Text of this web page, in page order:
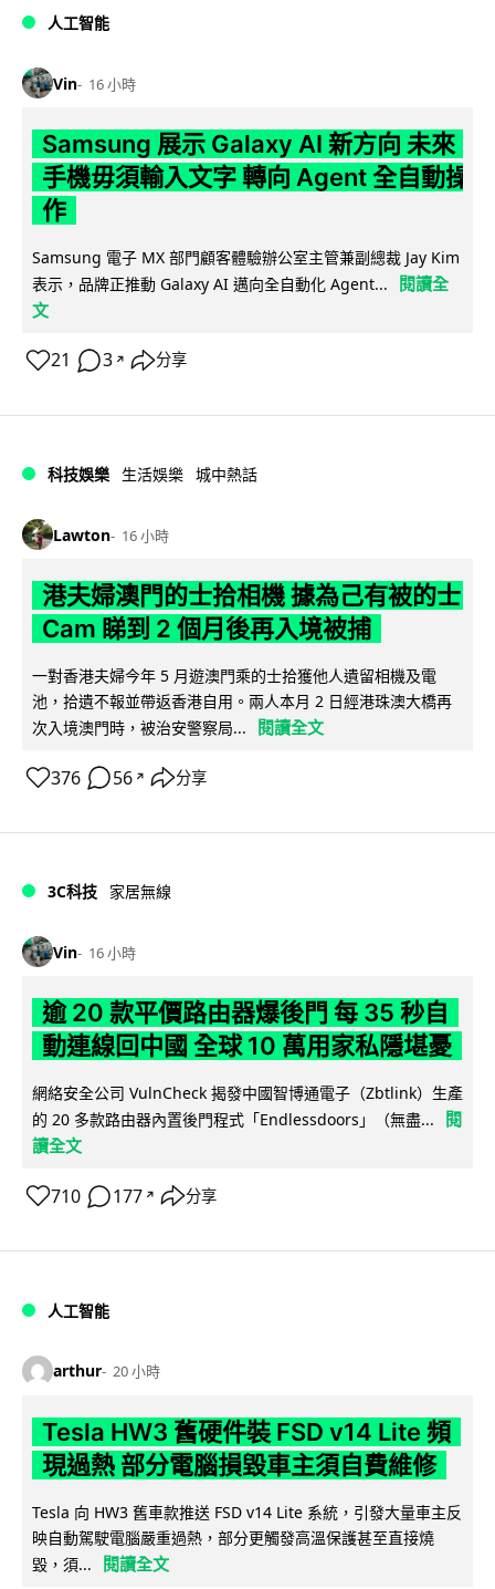
人工智能
Vin 16 小時
Samsung 展示 Galaxy AI 新方向 未來
手機毋須輸入文字 轉向 Agent 全自動操
作
Samsung 電子 MX 部門顧客體驗辦公室主管兼副總裁 Jay Kim
表示，品牌正推動 Galaxy AI 邁向全自動化 Agent...
閱讀全
文
21 3 ↗ 分享
科技娛樂 生活娛樂 城中熱話
Lawton 16 小時
港夫婦澳門的士拾相機 據為己有被的士
Cam 睇到 2 個月後再入境被捕
一對香港夫婦今年 5 月遊澳門乘的士拾獲他人遺留相機及電
池，拾遺不報並帶返香港自用。兩人本月 2 日經港珠澳大橋再
次入境澳門時，被治安警察局...
閱讀全文
376 56 ↗ 分享
3C科技 家居無線
Vin 16 小時
逾 20 款平價路由器爆後門 每 35 秒自
動連線回中國 全球 10 萬用家私隱堪憂
網絡安全公司 VulnCheck 揭發中國智博通電子（Zbtlink）生產
的 20 多款路由器內置後門程式「Endlessdoors」（無盡...
閱
讀全文
710 177 ↗ 分享
人工智能
arthur 20 小時
Tesla HW3 舊硬件裝 FSD v14 Lite 頻
現過熱 部分電腦損毀車主須自費維修
Tesla 向 HW3 舊車款推送 FSD v14 Lite 系統，引發大量車主反
映自動駕駛電腦嚴重過熱，部分更觸發高溫保護甚至直接燒
毀，須...
閱讀全文